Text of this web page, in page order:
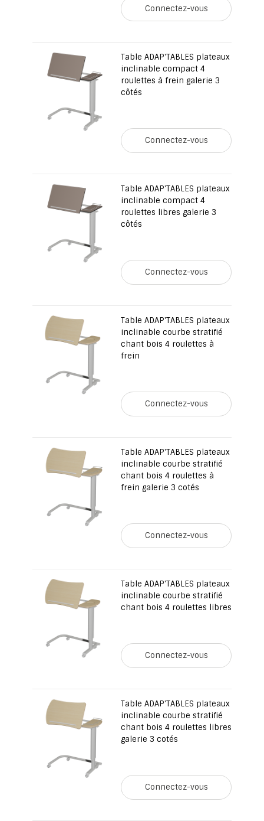
Connectez-vous
Table ADAP'TABLES plateaux
inclinable compact 4
roulettes à frein galerie 3
côtés
Connectez-vous
Table ADAP'TABLES plateaux
inclinable compact 4
roulettes libres galerie 3
côtés
Connectez-vous
Table ADAP'TABLES plateaux
inclinable courbe stratifié
chant bois 4 roulettes à
frein
Connectez-vous
Table ADAP'TABLES plateaux
inclinable courbe stratifié
chant bois 4 roulettes à
frein galerie 3 cotés
Connectez-vous
Table ADAP'TABLES plateaux
inclinable courbe stratifié
chant bois 4 roulettes libres
Connectez-vous
Table ADAP'TABLES plateaux
inclinable courbe stratifié
chant bois 4 roulettes libres
galerie 3 cotés
Connectez-vous